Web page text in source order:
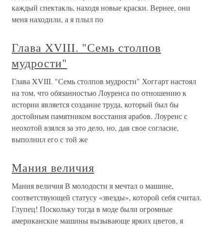
каждый спектакль, находя новые краски. Вернее, они
меня находили, а я плыл по
Глава XVIII. "Семь столпов
мудрости"
Глава XVIII. "Семь столпов мудрости" Хоггарт настоял
на том, что обязанностью Лоуренса по отношению к
истории является создание труда, который был бы
достойным памятником восстания арабов. Лоуренс с
неохотой взялся за это дело, но, дав свое согласие,
выполнил его с той же
Мания величия
Мания величия В молодости я мечтал о машине,
соответствующей статусу «звезды», которой себя считал.
Глупец! Поскольку тогда в моде были огромные
американские машины вызывающе ярких цветов, я